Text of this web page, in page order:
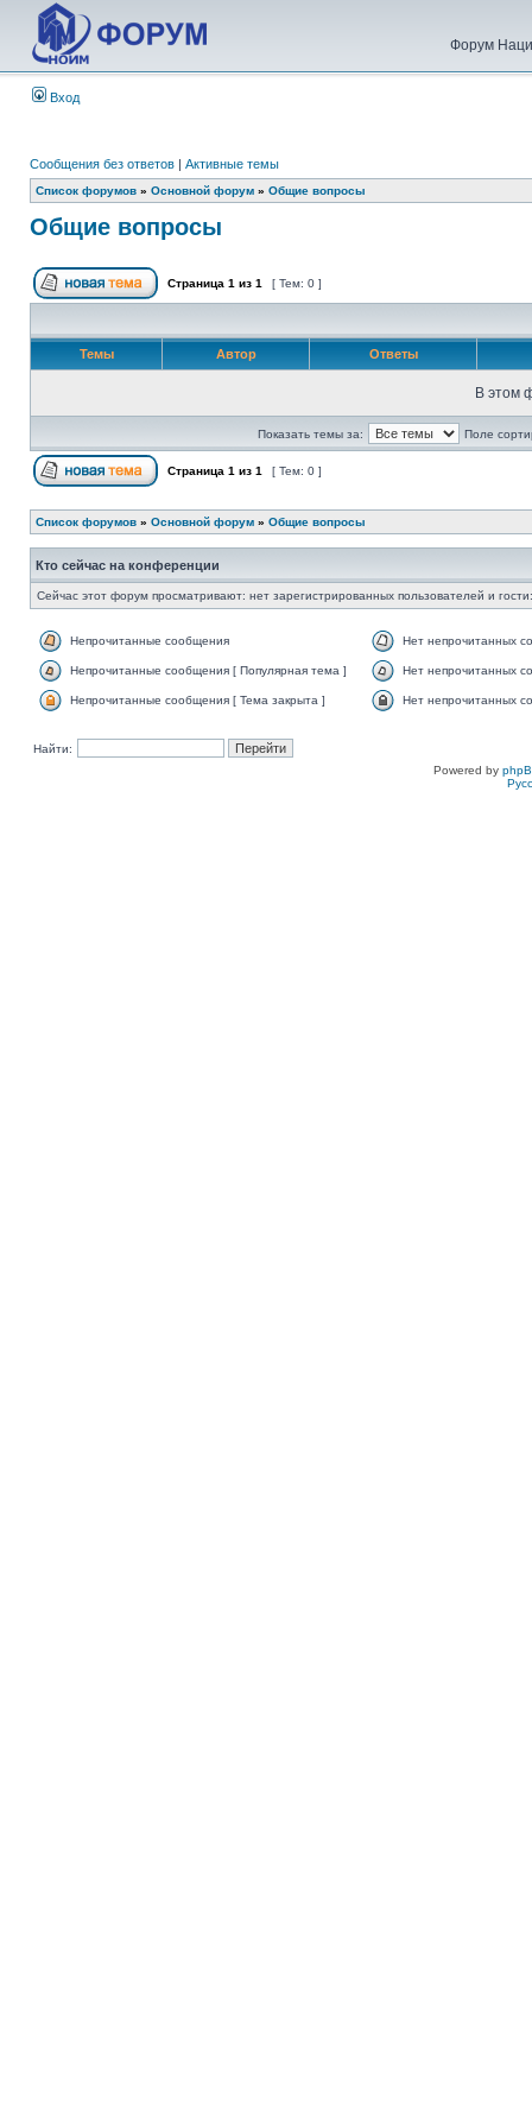
Форум
Вход
Сообщения без ответов | Активные темы
Список форумов » Основной форум » Общие вопросы
Общие вопросы
Страница 1 из 1 [ Тем: 0 ]
Темы Автор Ответы
В этом
Показать темы за: Поле
Страница 1 из 1 [ Тем: 0 ]
Список форумов » Основной форум » Общие вопросы
Кто сейчас на конференции
Сейчас этот форум просматривают: нет зарегистрированных пользователей и
Непрочитанные сообщения Нет непрочитанных
Непрочитанные сообщения [ Популярная тема ] Нет непрочитанных
Непрочитанные сообщения [ Тема закрыта ] Нет непрочитанных
Найти:
Powered by